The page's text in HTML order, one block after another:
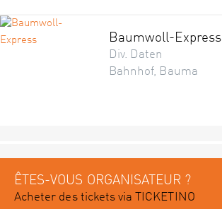
Baumwoll-Express
Div. Daten
Bahnhof, Bauma
ÊTES-VOUS ORGANISATEUR ?
Acheter des tickets via TICKETINO